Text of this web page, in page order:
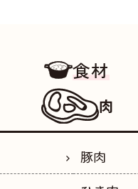
食材
肉
豚肉